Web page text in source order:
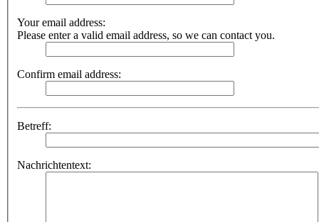
Your email address:
Please enter a valid email address, so we can contact you.
Confirm email address:
Betreff:
Nachrichtentext: